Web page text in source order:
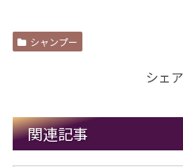
シャンプー
シェ
関連記事